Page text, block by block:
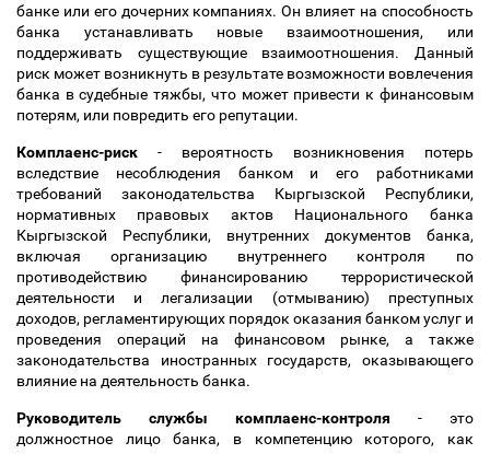
банке или его дочерних компаниях. Он влияет на способность
банка устанавливать новые взаимоотношения, или
поддерживать существующие взаимоотношения. Данный
риск может возникнуть в результате возможности вовлечения
банка в судебные тяжбы, что может привести к финансовым
потерям, или повредить его репутации.
Комплаенс-риск - вероятность возникновения потерь
вследствие несоблюдения банком и его работниками
требований законодательства Кыргызской Республики,
нормативных правовых актов Национального банка
Кыргызской Республики, внутренних документов банка,
включая организацию внутреннего контроля по
противодействию финансированию террористической
деятельности и легализации (отмыванию) преступных
доходов, регламентирующих порядок оказания банком услуг и
проведения операций на финансовом рынке, а также
законодательства иностранных государств, оказывающего
влияние на деятельность банка.
Руководитель службы комплаенс-контроля - это
должностное лицо банка, в компетенцию которого, как